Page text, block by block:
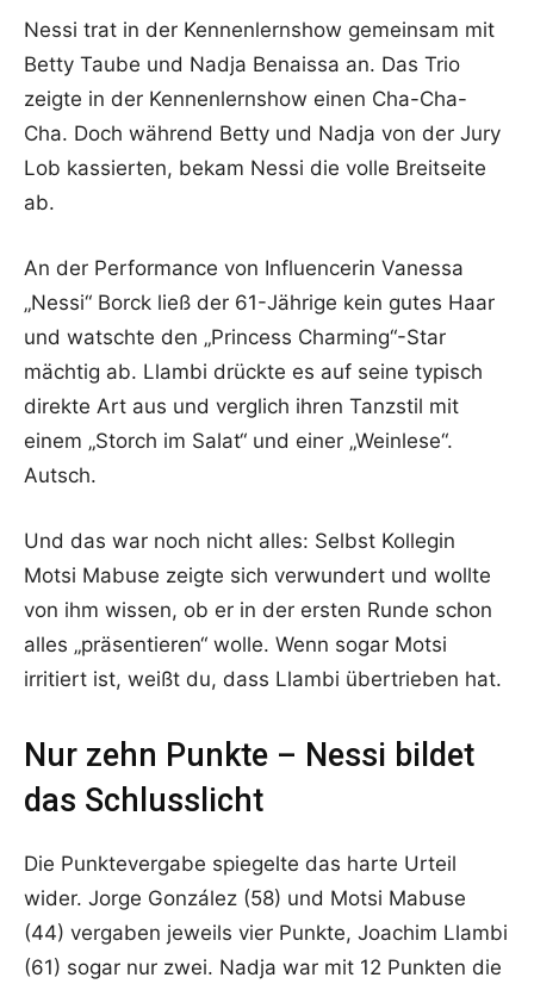
Nessi trat in der Kennenlernshow gemeinsam mit
Betty Taube und Nadja Benaissa an. Das Trio
zeigte in der Kennenlernshow einen Cha-Cha-
Cha. Doch während Betty und Nadja von der Jury
Lob kassierten, bekam Nessi die volle Breitseite
ab.
An der Performance von Influencerin Vanessa
„Nessi“ Borck ließ der 61-Jährige kein gutes Haar
und watschte den „Princess Charming“-Star
mächtig ab. Llambi drückte es auf seine typisch
direkte Art aus und verglich ihren Tanzstil mit
einem „Storch im Salat“ und einer „Weinlese“.
Autsch.
Und das war noch nicht alles: Selbst Kollegin
Motsi Mabuse zeigte sich verwundert und wollte
von ihm wissen, ob er in der ersten Runde schon
alles „präsentieren“ wolle. Wenn sogar Motsi
irritiert ist, weißt du, dass Llambi übertrieben hat.
Nur zehn Punkte – Nessi bildet
das Schlusslicht
Die Punktevergabe spiegelte das harte Urteil
wider. Jorge González (58) und Motsi Mabuse
(44) vergaben jeweils vier Punkte, Joachim Llambi
(61) sogar nur zwei. Nadja war mit 12 Punkten die